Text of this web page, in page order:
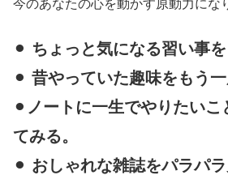
今のあなたの心を動かす原動力にな
⚫︎ ちょっと気になる習い事を
⚫︎ 昔やっていた趣味をもう
⚫︎ ノートに一生でやりたい
てみる。
⚫︎ おしゃれな雑誌をパラパラ